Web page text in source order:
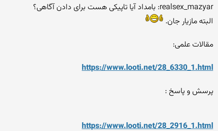
realsex_mazyar: بامداد آیا تاپیکی هست برای دادن آگاهی؟
البته مازیار جان.
مقالات علمی:
https://www.looti.net/28_6330_1.html
پرسش و پاسخ :
https://www.looti.net/28_2916_1.html